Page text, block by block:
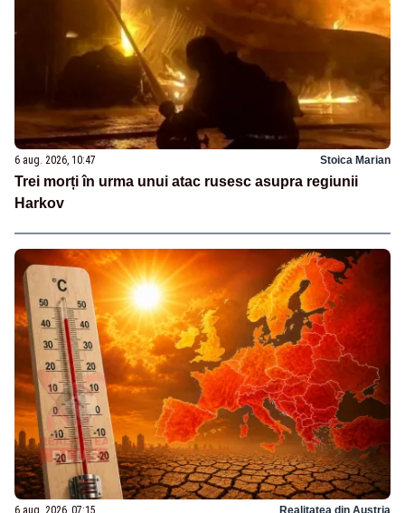
6 aug. 2026, 10:47 Stoica Marian
Trei morți în urma unui atac rusesc asupra regiunii
Harkov
6 aug. 2026, 07:15 Realitatea din Austria